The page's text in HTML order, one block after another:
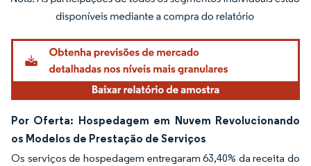
Imagem © Mordor Intelligence. O reuso requer atribuição conforme CC BY 4.0.
Por Oferta: Hospedagem em Nuvem Revolucionando
os Modelos de Prestação de Serviços
Os serviços de hospedagem entregaram 63,40% da receita do